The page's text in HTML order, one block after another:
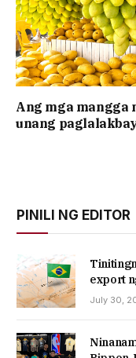
Ang mga mangga
unang
PINILI NG EDITOR
export
July 30,